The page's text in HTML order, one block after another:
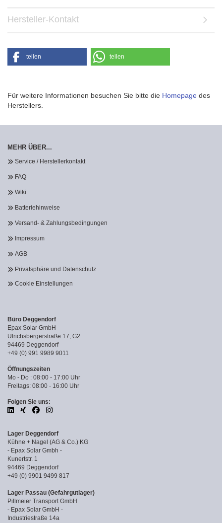
Hersteller-Kontakt
teilen teilen
Für weitere Informationen besuchen Sie bitte die Homepage des
Herstellers.
MEHR ÜBER...
Service / Herstellerkontakt
FAQ
Wiki
Batteriehinweise
Versand- & Zahlungsbedingungen
Impressum
AGB
Privatsphäre und Datenschutz
Cookie Einstellungen
Büro Deggendorf
Epax Solar GmbH
Ulrichsbergerstraße 17, G2
94469 Deggendorf
+49 (0) 991 9989 9011
Öffnungszeiten
Mo - Do : 08:00 - 17:00 Uhr
Freitags: 08:00 - 16:00 Uhr
Folgen Sie uns:
Lager Deggendorf
Kühne + Nagel (AG & Co.) KG
- Epax Solar Gmbh -
Kunertstr. 1
94469 Deggendorf
+49 (0) 9901 9499 817
Lager Passau (Gefahrgutlager)
Pillmeier Transport GmbH
- Epax Solar GmbH -
Industriestraße 14a